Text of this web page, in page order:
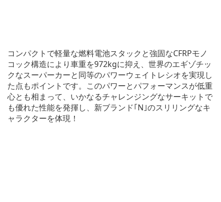
コンパクトで軽量な燃料電池スタックと強固なCFRPモノ
コック構造により車重を972kgに抑え、世界のエギゾチッ
クなスーパーカーと同等のパワーウェイトレシオを実現し
た点もポイントです。このパワーとパフォーマンスが低重
心とも相まって、いかなるチャレンジングなサーキットで
も優れた性能を発揮し、新ブランド｢N｣のスリリングなキ
ャラクターを体現！